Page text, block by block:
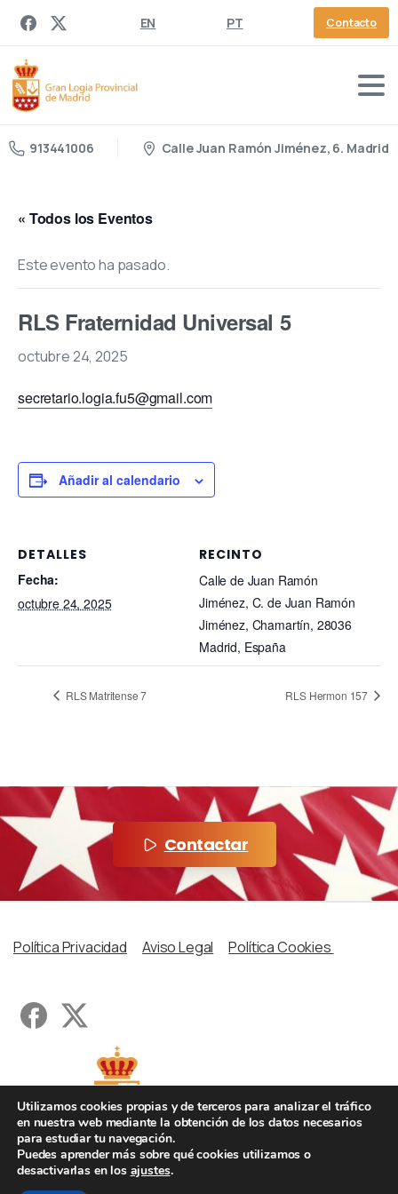
EN PT Contacto
913441006 Calle Juan Ramón Jiménez, 6. Madrid
« Todos los Eventos
Este evento ha pasado.
RLS Fraternidad Universal 5
octubre 24, 2025
secretario.logia.fu5@gmail.com
Añadir al calendario
DETALLES
Fecha:
octubre 24, 2025
RECINTO
Calle de Juan Ramón
Jiménez, C. de Juan Ramón
Jiménez, Chamartín, 28036
Madrid, España
RLS Matritense 7 RLS Hermon 157
Contactar
Política Privacidad Aviso Legal Política Cookies
Utilizamos cookies propias y de terceros para analizar el tráfico
en nuestra web mediante la obtención de los datos necesarios
para estudiar tu navegación.
Puedes aprender más sobre qué cookies utilizamos o
desactivarlas en los ajustes.